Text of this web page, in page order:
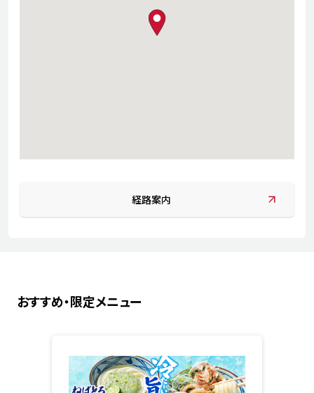
map pin
経路案内
おすすめ・限定メニュー